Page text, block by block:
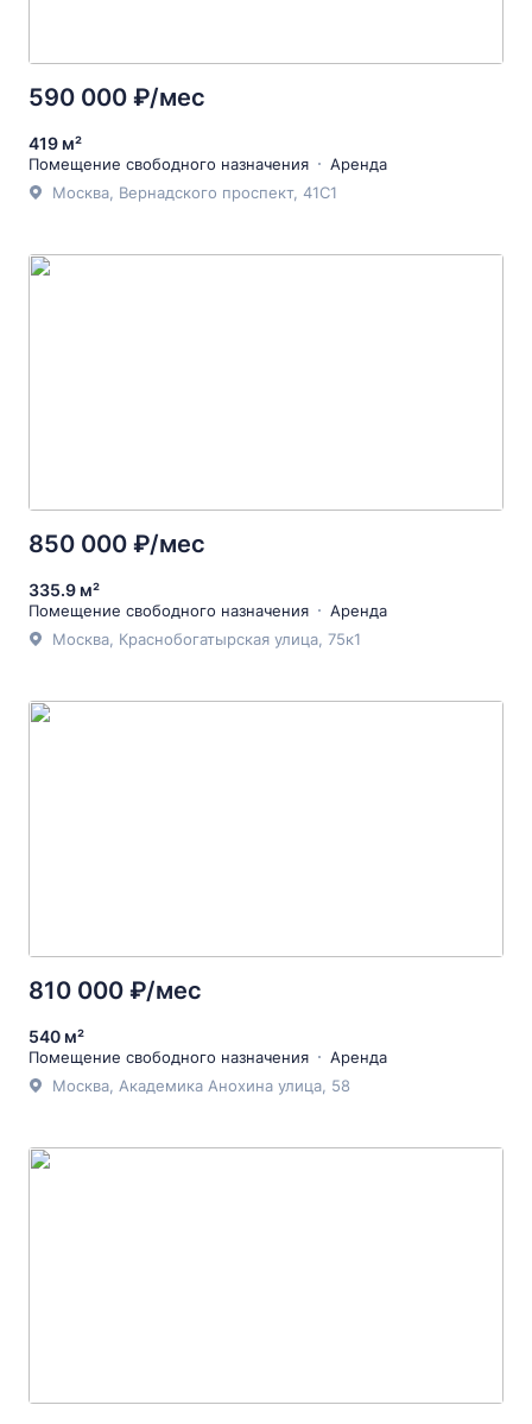
590 000 ₽/мес
419 м²
Помещение свободного назначения
Аренда
Москва, Вернадского проспект, 41С1
850 000 ₽/мес
335.9 м²
Помещение свободного назначения
Аренда
Москва, Краснобогатырская улица, 75к1
810 000 ₽/мес
540 м²
Помещение свободного назначения
Аренда
Москва, Академика Анохина улица, 58